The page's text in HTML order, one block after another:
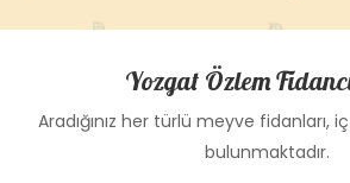
Yozgat Özlem
Aradığınız her türlü meyve fidanları,
bulunmaktadır.